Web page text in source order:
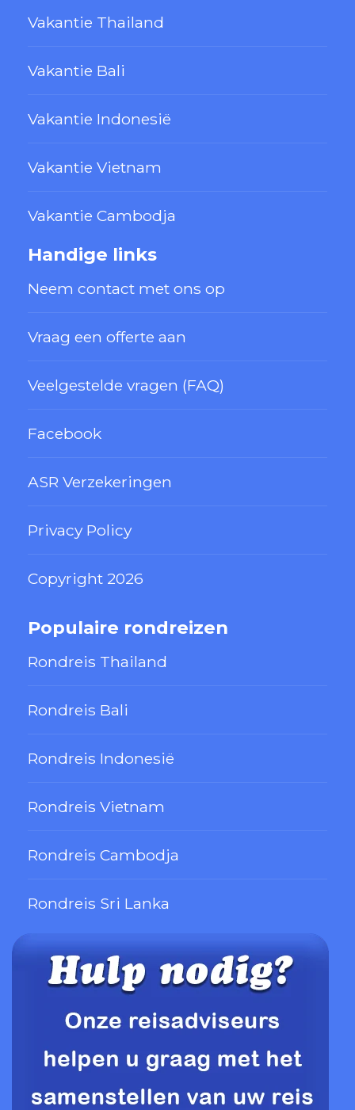
Vakantie Thailand
Vakantie Bali
Vakantie Indonesië
Vakantie Vietnam
Vakantie Cambodja
Handige links
Neem contact met ons op
Vraag een offerte aan
Veelgestelde vragen (FAQ)
Facebook
ASR Verzekeringen
Privacy Policy
Copyright 2026
Populaire rondreizen
Rondreis Thailand
Rondreis Bali
Rondreis Indonesië
Rondreis Vietnam
Rondreis Cambodja
Rondreis Sri Lanka